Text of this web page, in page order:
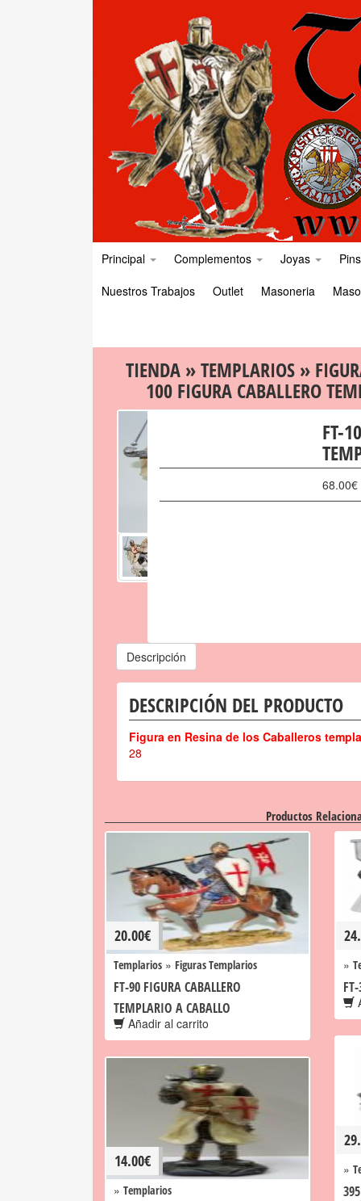
Principal Complementos Joyas
Pins
Nuestros Trabajos
Outlet Masoneria
TIENDA »TEMPLARIOS »
100 FIGURA CABALLERO
FT-
68.00€
Descripción
DESCRIPCIÓN DEL PRODUCTO
Figura en Resina de los Caballeros
28
Productos
20.00€
Templarios » Figuras Templarios
FT-90 FIGURA CABALLERO
TEMPLARIO A CABALLO
Añadir al carrito
»
»
14.00€
» Templarios